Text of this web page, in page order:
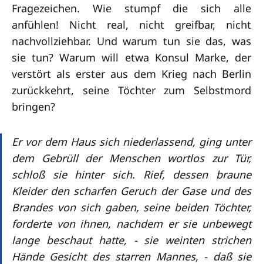
Fragezeichen. Wie stumpf die sich alle
anfühlen! Nicht real, nicht greifbar, nicht
nachvollziehbar. Und warum tun sie das, was
sie tun? Warum will etwa Konsul Marke, der
verstört als erster aus dem Krieg nach Berlin
zurückkehrt, seine Töchter zum Selbstmord
bringen?
Er vor dem Haus sich niederlassend, ging unter
dem Gebrüll der Menschen wortlos zur Tür,
schloß sie hinter sich. Rief, dessen braune
Kleider den scharfen Geruch der Gase und des
Brandes von sich gaben, seine beiden Töchter,
forderte von ihnen, nachdem er sie unbewegt
lange beschaut hatte, - sie weinten strichen
Hände Gesicht des starren Mannes, - daß sie